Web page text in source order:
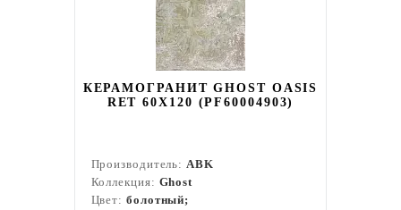
КЕРАМОГРАНИТ GHOST OASIS
RET 60X120 (PF60004903)
Производитель:ABK
Коллекция: Ghost
Цвет: болотный;